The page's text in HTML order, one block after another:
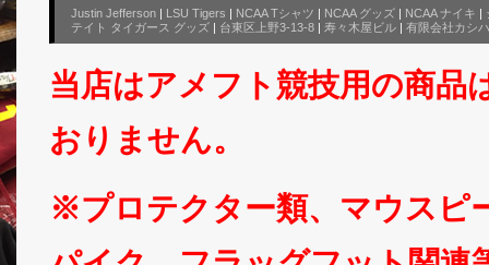
Justin Jefferson
LSU Tigers NCAA Tシャツ NCAA グッズ NCAA ナイキ
テイト タイガース グッズ
台東区上野3-13-8 寿々木屋ビル 有限会社カシ
当店はアメフト競技用の商品
おりません。
※プロテクター類、マウスピ